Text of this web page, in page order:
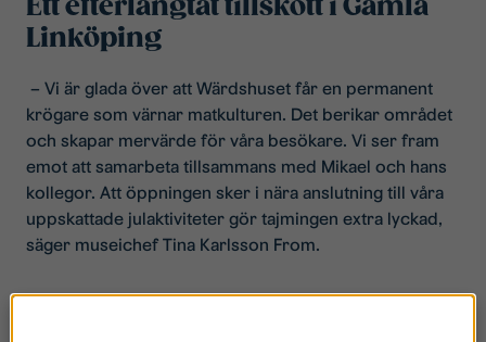
Ett efterlängtat tillskott i Gamla
Linköping
– Vi är glada över att Wärdshuset får en permanent
krögare som värnar matkulturen. Det berikar området
och skapar mervärde för våra besökare. Vi ser fram
emot att samarbeta tillsammans med Mikael och hans
kollegor. Att öppningen sker i nära anslutning till våra
uppskattade julaktiviteter gör tajmingen extra lyckad,
säger museichef Tina Karlsson From.